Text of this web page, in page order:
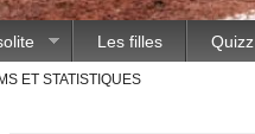
Les filles Quizz
ET STATISTIQUES